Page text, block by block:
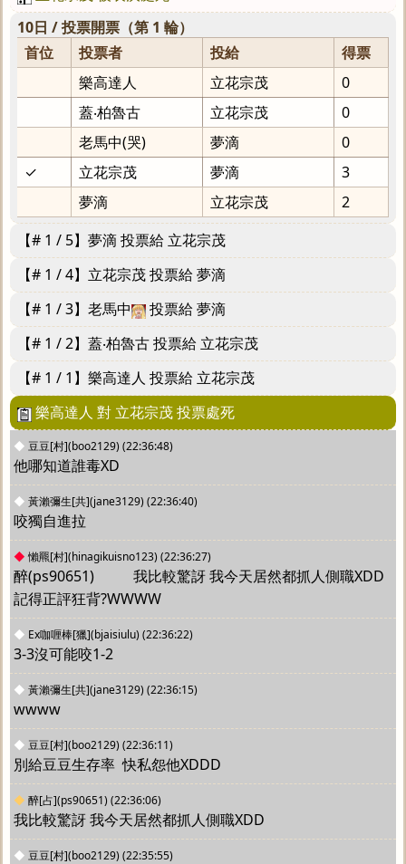
10日 / 投票開票（第 1 輪）
首位
投票者 投給
得票
樂高達人
立花宗茂
0
蓋‧柏魯古
立花宗茂
0
老馬中(哭)
夢滴
0
✓
立花宗茂 夢滴
3
夢滴
立花宗茂
2
【# 1 / 5】夢滴 投票給 立花宗茂
【# 1 / 4】立花宗茂 投票給 夢滴
【# 1 / 3】老馬中
投票給 夢滴
【# 1 / 2】蓋‧柏魯古 投票給 立花宗茂
【# 1 / 1】樂高達人 投票給 立花宗茂
樂高達人 對 立花宗茂 投票處死
◆ 豆豆[村](boo2129) (22:36:48)
他哪知道誰毒XD
◆ 黃瀨彌生[共](jane3129) (22:36:40)
咬獨自進拉
◆ 懶羆[村](hinagikuisno123) (22:36:27)
醉(ps90651)		 我比較驚訝 我今天居然都抓人側職XDD
記得正評狂背?WWWW
◆ Ex咖喱棒[獵](bjaisiulu) (22:36:22)
3-3沒可能咬1-2
◆ 黃瀨彌生[共](jane3129) (22:36:15)
wwww
◆ 豆豆[村](boo2129) (22:36:11)
別給豆豆生存率  快私怨他XDDD
◆ 醉[占](ps90651) (22:36:06)
我比較驚訝 我今天居然都抓人側職XDD
◆ 豆豆[村](boo2129) (22:35:55)